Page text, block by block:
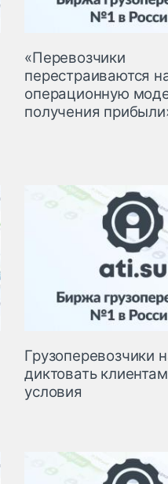
«Перевозчики
перестраиваются
операционную
получения
Грузоперевозчики
диктовать
условия